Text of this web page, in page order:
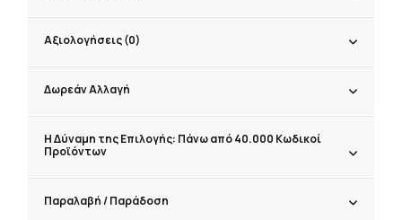
Αξιολογήσεις (0)
Δωρεάν Αλλαγή
Η Δύναμη της Επιλογής: Πάνω από 40.000 Κωδικοί
Προϊόντων
Παραλαβή / Παράδoση